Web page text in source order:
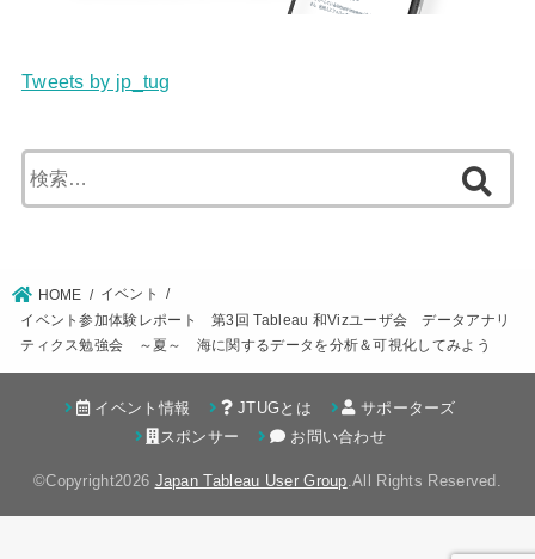
Tweets by jp_tug
索:
HOME
イベント
イベント参加体験レポート 第3回 Tableau 和Vizユーザ会 データアナリ
ティクス勉強会 ～夏～ 海に関するデータを分析＆可視化してみよう
イベント情報 JTUGとは
サポーターズ
スポンサー
お問い合わせ
©Copyright2026 Japan Tableau User Group .All Rights Reserved.